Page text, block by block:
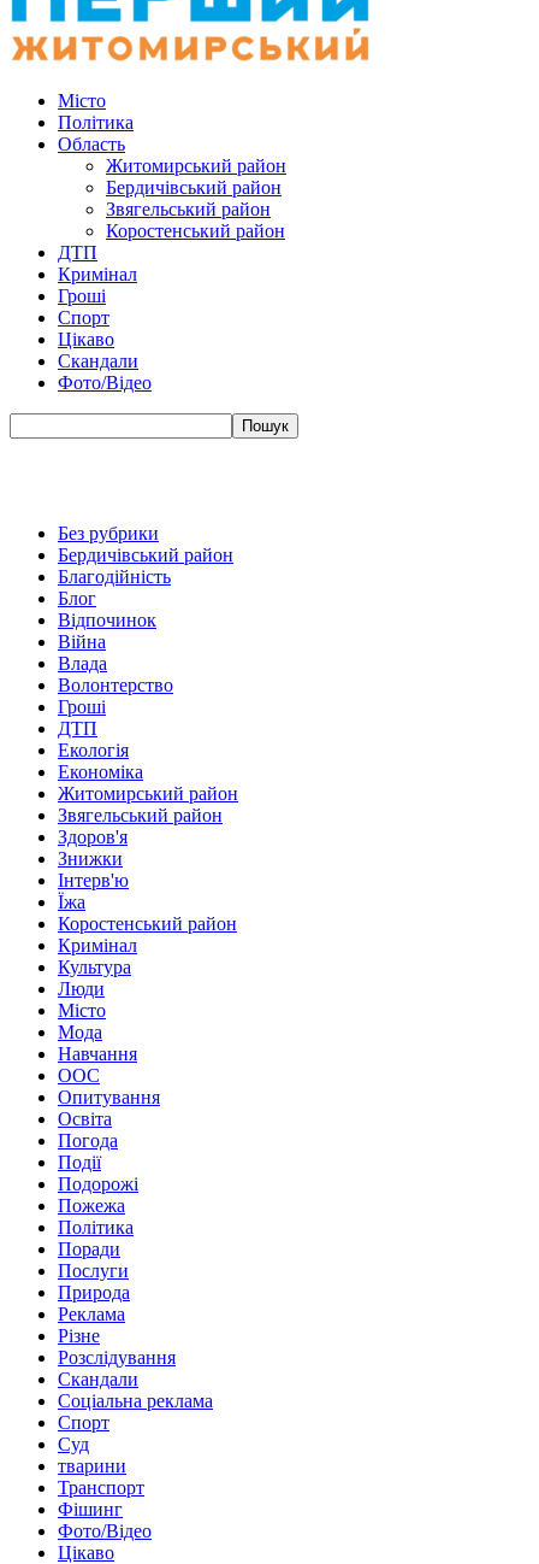
Місто
Політика
Область
Житомирський район
Бердичівський район
Звягельський район
Коростенський район
ДТП
Кримінал
Гроші
Спорт
Цікаво
Скандали
Фото/Відео
Без рубрики
Бердичівський район
Благодійність
Блог
Відпочинок
Війна
Влада
Волонтерство
Гроші
ДТП
Екологія
Економіка
Житомирський район
Звягельський район
Здоров'я
Знижки
Інтерв'ю
Їжа
Коростенський район
Кримінал
Культура
Люди
Місто
Мода
Навчання
ООС
Опитування
Освіта
Погода
Події
Подорожі
Пожежа
Політика
Поради
Послуги
Природа
Реклама
Різне
Розслідування
Скандали
Соціальна реклама
Спорт
Суд
тварини
Транспорт
Фішинг
Фото/Відео
Цікаво